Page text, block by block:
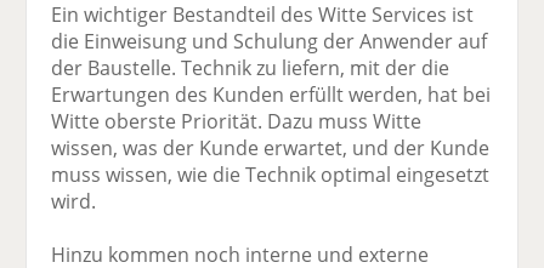
Ein wichtiger Bestandteil des Witte Services ist
die Einweisung und Schulung der Anwender auf
der Baustelle. Technik zu liefern, mit der die
Erwartungen des Kunden erfüllt werden, hat bei
Witte oberste Priorität. Dazu muss Witte
wissen, was der Kunde erwartet, und der Kunde
muss wissen, wie die Technik optimal eingesetzt
wird.
Hinzu kommen noch interne und externe